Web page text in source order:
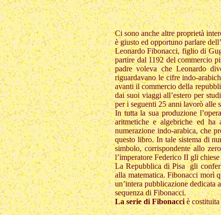
Ci sono anche altre proprietà
è giusto ed opportuno parlare
Leonardo Fibonacci, figlio di
partire dal 1192 del commercio
padre voleva che Leonardo
riguardavano le cifre indo-
avanti il commercio della
dai suoi viaggi all’estero per
per i seguenti 25 anni lavorò alle
In tutta la sua produzione
aritmetiche e algebriche ed ha
numerazione indo-arabica, che
questo libro. In tale sistema di
simbolo, corrispondente allo
l’imperatore Federico II gli
La Repubblica di Pisa gli
alla matematica. Fibonacci morì
un’intera pubblicazione dedicata
sequenza di Fibonacci.
La serie di Fibonacciè costituita